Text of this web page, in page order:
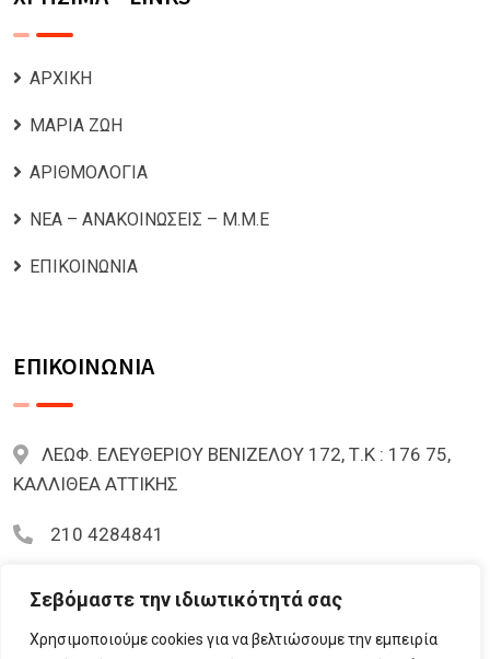
Σεβόμαστε την ιδιωτικότητά σας
Χρησιμοποιούμε cookies για να βελτιώσουμε την εμπειρία
ΑΡΧΙΚΗ
ΜΑΡΙΑ ΖΩΗ
ΑΡΙΘΜΟΛΟΓΙΑ
ΝΕΑ – ΑΝΑΚΟΙΝΩΣΕΙΣ – Μ.Μ.Ε
ΕΠΙΚΟΙΝΩΝΙΑ
ΕΠΙΚΟΙΝΩΝΙΑ
ΛΕΩΦ. ΕΛΕΥΘΕΡΙΟΥ ΒΕΝΙΖΕΛΟΥ 172, Τ.Κ : 176 75,
ΚΑΛΛΙΘΕΑ ΑΤΤΙΚΗΣ
210 4284841
mariazoi.powernumbers@gmail.com